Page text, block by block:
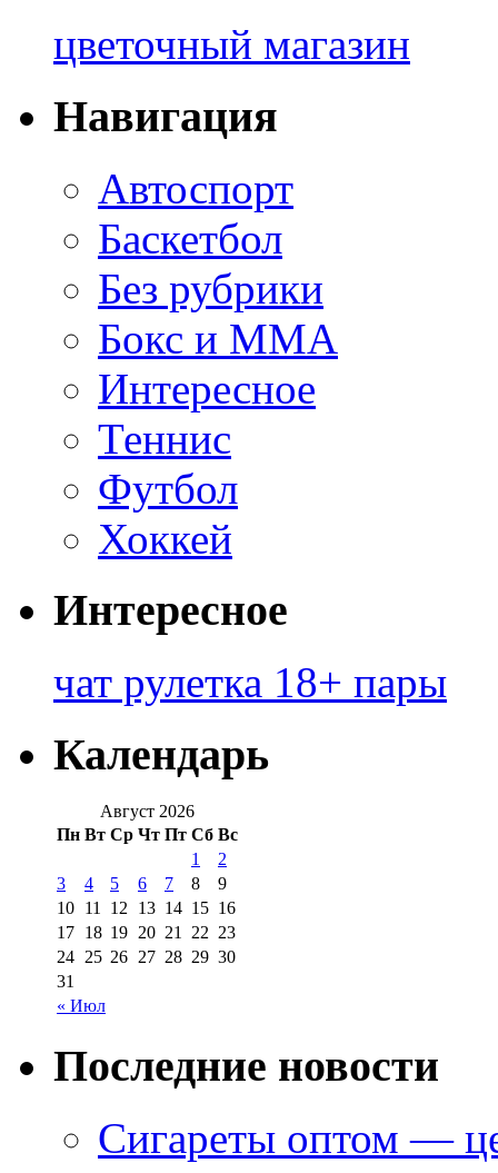
цветочный магазин
Навигация
Автоспорт
Баскетбол
Без рубрики
Бокс и ММА
Интересное
Теннис
Футбол
Хоккей
Интересное
чат рулетка 18+ пары
Календарь
Август 2026
Пн Вт Ср Чт Пт Сб Вс
« Июл
1
2
3
4 5 6 7 8
9
10 11 12 13 14 15 16
17 18 19 20 21 22 23
24 25 26 27 28 29 30
31
Последние новости
Сигареты оптом —